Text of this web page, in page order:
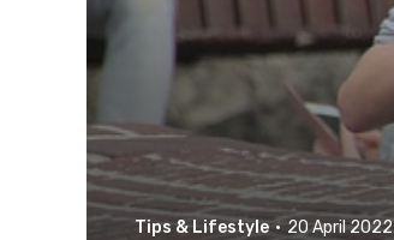
Tips & Lifestyle · 20 April 2022